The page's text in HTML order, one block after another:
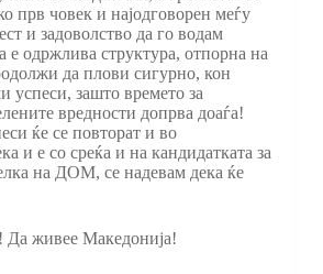
прв човек и најодговорен меѓу
и задоволство да го водам
одржлива структура, отпорна на
да плови сигурно, кон
успеси, зашто времето за
вредности допрва доаѓа!
ќе се повторат и во
и е со среќа и на кандидатката за
на ДОМ, се надевам дека ќе
живее Македонија!